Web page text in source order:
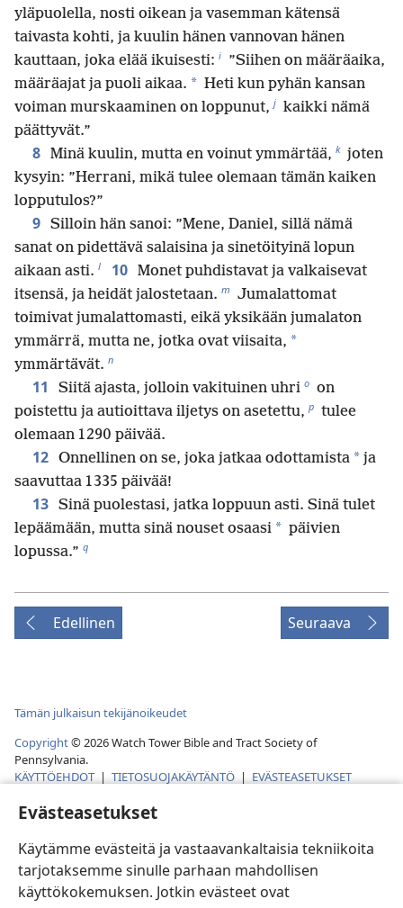
Evästeasetukset
Käytämme evästeitä ja vastaavankaltaisia tekniikoita
tarjotaksemme sinulle parhaan mahdollisen
käyttökokemuksen. Jotkin evästeet ovat
yläpuolella, nosti oikean ja vasemman kätensä
taivasta kohti, ja kuulin hänen vannovan hänen
kauttaan, joka elää ikuisesti: i ”Siihen on määräaika,
määräajat ja puoli aikaa. * Heti kun pyhän kansan
voiman murskaaminen on loppunut, j kaikki nämä
päättyvät.”
8 Minä kuulin, mutta en voinut ymmärtää, k joten
kysyin: ”Herrani, mikä tulee olemaan tämän kaiken
lopputulos?”
9 Silloin hän sanoi: ”Mene, Daniel, sillä nämä
sanat on pidettävä salaisina ja sinetöityinä lopun
aikaan asti. l 10 Monet puhdistavat ja valkaisevat
itsensä, ja heidät jalostetaan. m Jumalattomat
toimivat jumalattomasti, eikä yksikään jumalaton
ymmärrä, mutta ne, jotka ovat viisaita, *
ymmärtävät. n
11 Siitä ajasta, jolloin vakituinen uhri o on
poistettu ja autioittava iljetys on asetettu, p tulee
olemaan 1 290 päivää.
12 Onnellinen on se, joka jatkaa odottamista * ja
saavuttaa 1 335 päivää!
13 Sinä puolestasi, jatka loppuun asti. Sinä tulet
lepäämään, mutta sinä nouset osaasi * päivien
lopussa.” q
Edellinen Seuraava
Tämän julkaisun tekijänoikeudet
Copyright© 2026Watch Tower Bible and Tract Society of
Pennsylvania.
KÄYTTÖEHDOT | TIETOSUOJAKÄYTÄNTÖ | EVÄSTEASETUKSET